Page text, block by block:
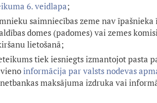
6. veidlapa;
saimniecības zeme nav īpašnieka
domes (padomes) vai zemes
lietošanā;
tiek iesniegts izmantojot pasta
informācija par valsts nodevas
maksājuma izdruka vai